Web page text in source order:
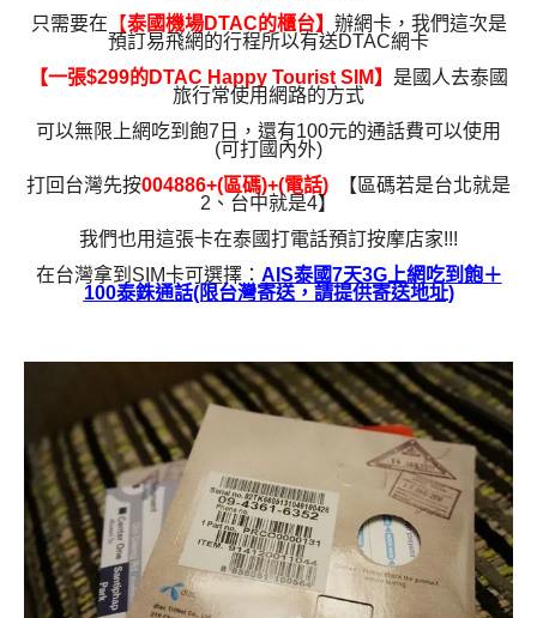
只需要在 【泰國機場DTAC的櫃台】 辦網卡，我們這次是
預訂易飛網的行程所以有送DTAC網卡
【一張$299的DTAC Happy Tourist SIM】 是國人去泰國
旅行常使用網路的方式
可以無限上網吃到飽7日， 還有100元的通話費可以使用
(可打國內外)
打回台灣先按004886+(區碼)+(電話)
【區碼若是台北就是
2、台中就是4】
我們也用這張卡在泰國打電話預訂按摩店家!!!
在台灣拿到SIM卡可選擇： AIS泰國7天3G上網吃到飽＋
100泰銖通話(限台灣寄送，請提供寄送地址)